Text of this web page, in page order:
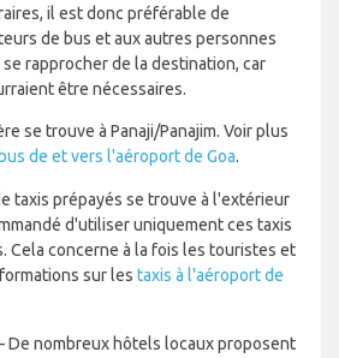
il est donc préférable de
de bus et aux autres personnes
rapprocher de la destination, car
être nécessaires.
se trouve à Panaji/Panajim. Voir plus
de et vers l'aéroport de Goa.
taxis prépayés se trouve à l'extérieur
d'utiliser uniquement ces taxis
Cela concerne à la fois les touristes et
sur les taxis à l'aéroport de
De nombreux hôtels locaux proposent